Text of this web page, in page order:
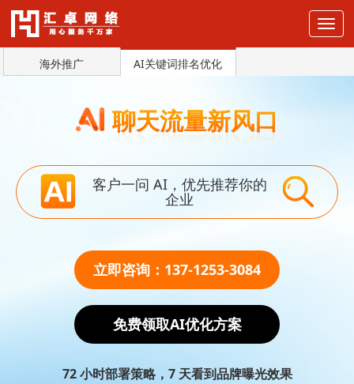
海外推广 AI关键词排名优化
聊天流量新风口
客户一问 AI，优先推荐你的
企业
立即咨询：137-1253-3084
免费领取AI优化方案
72 小时部署策略，7 天看到品牌曝光效果